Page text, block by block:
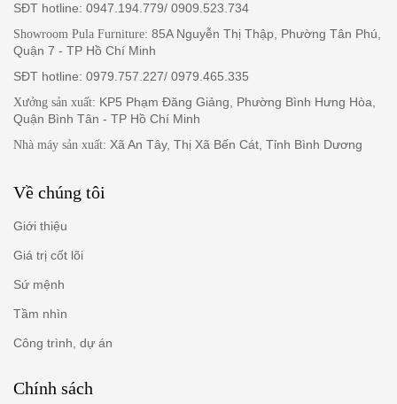
SĐT hotline: 0947.194.779/ 0909.523.734
Showroom Pula Furniture: 85A Nguyễn Thị Thập, Phường Tân Phú,
Quận 7 - TP Hồ Chí Minh
SĐT hotline: 0979.757.227/ 0979.465.335
Xưởng sản xuất: KP5 Phạm Đăng Giảng, Phường Bình Hưng Hòa,
Quận Bình Tân - TP Hồ Chí Minh
Nhà máy sản xuất: Xã An Tây, Thị Xã Bến Cát, Tỉnh Bình Dương
Về chúng tôi
Giới thiệu
Giá trị cốt lõi
Sứ mệnh
Tầm nhìn
Công trình, dự án
Chính sách